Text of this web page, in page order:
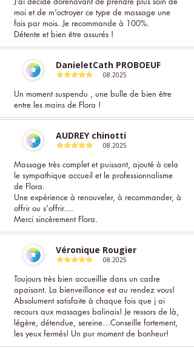
moi et de m’octroyer ce type de massage une
fois par mois. Je recommande à 100%.
Détente et bien être assurés !
DanieletCath PROBOEUF
08.2025
Un moment suspendu , une bulle de bien être
entre les mains de Flora !
AUDREY chinotti
08.2025
Massage très complet et puissant, ajouté à cela
le sympathique accueil et le professionnalisme
de Flora.
Une expérience à renouveler, à recommander, à
offrir ou s'offrir....
Merci sincèrement Flora.
Véronique Rougier
08.2025
Toujours très bien accueillie dans un cadre
apaisant. La bienveillance est au rendez vous!
Absolument satisfaite à chaque fois que j ai
recours aux massages balinais! Je ressors de là,
légère, détendue, sereine…Conseille fortement,
les yeux fermés! Un pur moment de bonheur!